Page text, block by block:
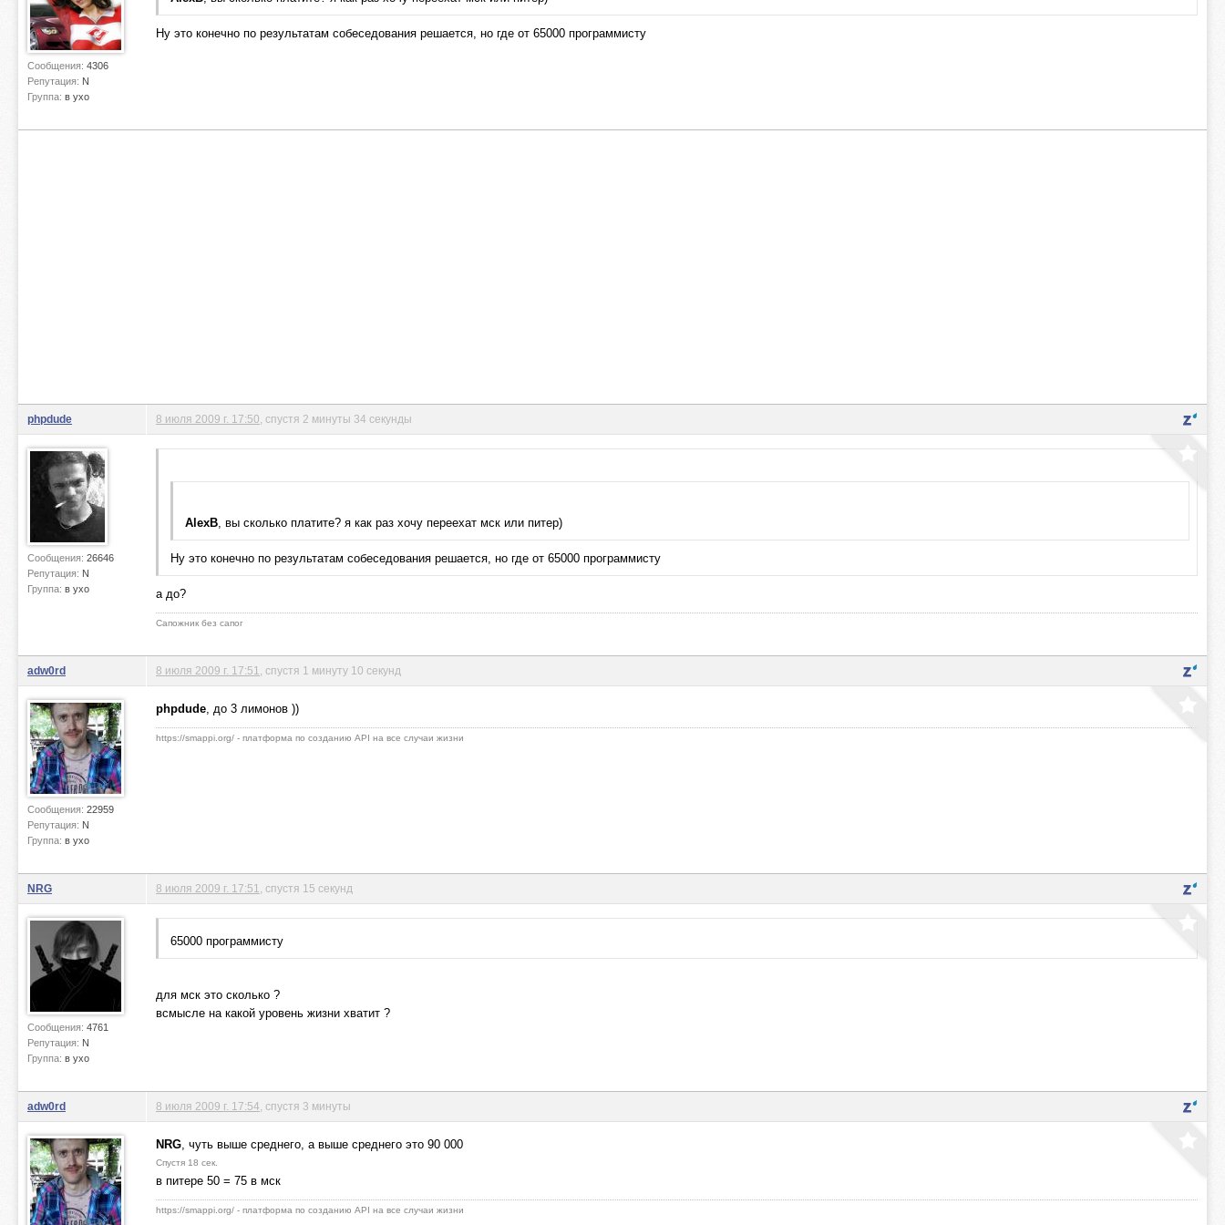
Сообщения: 4306
Репутация: N
Группа: в ухо
Ну это конечно по результатам собеседования решается, но где от 65000 программисту
phpdude
Сообщения: 26646
Репутация: N
Группа: в ухо
8 июля 2009 г. 17:50 , спустя 2 минуты 34 секунды
AlexB, вы сколько платите? я как раз хочу переехат мск или питер)
Ну это конечно по результатам собеседования решается, но где от 65000 программисту
а до?
Сапожник без сапог
adw0rd
Сообщения: 22959
Репутация: N
Группа: в ухо
8 июля 2009 г. 17:51 , спустя 1 минуту 10 секунд
phpdude, до 3 лимонов ))
https://smappi.org/ - платформа по созданию API на все случаи жизни
NRG
Сообщения: 4761
Репутация: N
Группа: в ухо
8 июля 2009 г. 17:51 , спустя 15 секунд
65000 программисту
для мск это сколько ?
всмысле на какой уровень жизни хватит ?
adw0rd 8 июля 2009 г. 17:54 , спустя 3 минуты
NRG, чуть выше среднего, а выше среднего это 90 000
Спустя 18 сек.
в питере 50 = 75 в мск
https://smappi.org/ - платформа по созданию API на все случаи жизни